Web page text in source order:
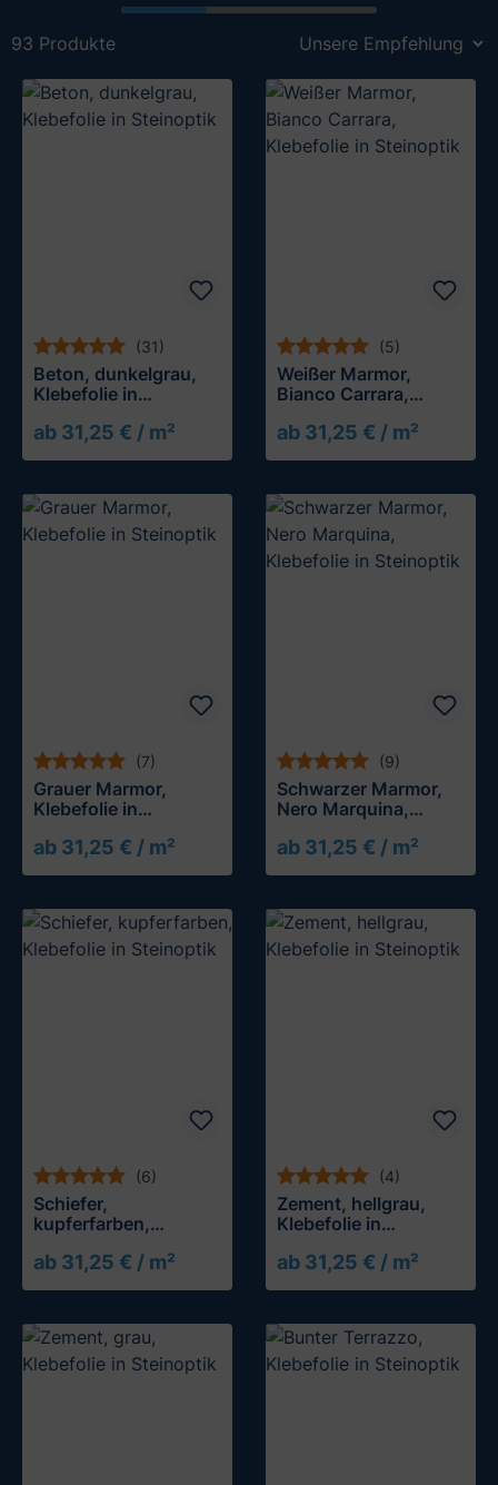
93 Produkte
(31)
Beton, dunkelgrau,
Klebefolie in
ab 31,25 € / m²
Muster testen
(5)
Weißer Marmor,
Bianco Carrara,
Steinoptik
ab 31,25 € / m²
Muster testen
(7)
Grauer Marmor,
Klebefolie in
ab 31,25 € / m²
Muster testen
(9)
Schwarzer Marmor,
Nero Marquina,
Steinoptik
ab 31,25 € / m²
Muster testen
(6)
Schiefer,
kupferfarben,
Steinoptik
ab 31,25 € / m²
Muster testen
(4)
Zement, hellgrau,
Klebefolie in
ab 31,25 € / m²
Muster testen